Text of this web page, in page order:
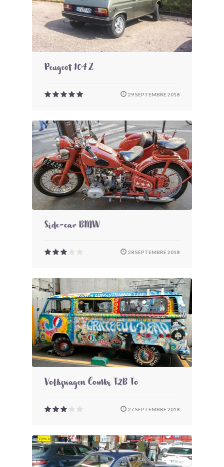
Peugeot 104 Z
29 SEPTEMBRE 2018
Side-car BMW
28 SEPTEMBRE 2018
Volkswagen Combi T2B To
27 SEPTEMBRE 2018